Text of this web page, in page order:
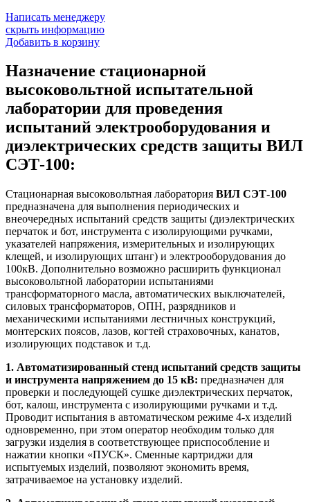
Написать менеджеру
скрыть информацию
Добавить в корзину
Назначение стационарной
высоковольтной испытательной
лаборатории для проведения
испытаний электрооборудования и
диэлектрических средств защиты ВИЛ
СЭТ-100:
Стационарная высоковольтная лаборатория ВИЛ СЭТ-100
предназначена для выполнения периодических и
внеочередных испытаний средств защиты (диэлектрических
перчаток и бот, инструмента с изолирующими ручками,
указателей напряжения, измерительных и изолирующих
клещей, и изолирующих штанг) и электрооборудования до
100кВ. Дополнительно возможно расширить функционал
высоковольтной лаборатории испытаниями
трансформаторного масла, автоматических выключателей,
силовых трансформаторов, ОПН, разрядников и
механическими испытаниями лестничных конструкций,
монтерских поясов, лазов, когтей страховочных, канатов,
изолирующих подставок и т.д.
1. Автоматизированный стенд испытаний средств защиты
и инструмента напряжением до 15 кВ: предназначен для
проверки и последующей сушке диэлектрических перчаток,
бот, калош, инструмента с изолирующими ручками и т.д.
Проводит испытания в автоматическом режиме 4-х изделий
одновременно, при этом оператор необходим только для
загрузки изделия в соответствующее приспособление и
нажатии кнопки «ПУСК». Сменные картриджи для
испытуемых изделий, позволяют экономить время,
затрачиваемое на установку изделий.